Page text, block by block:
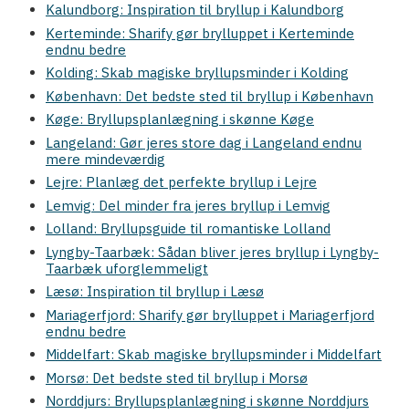
Kalundborg: Inspiration til bryllup i Kalundborg
Kerteminde: Sharify gør brylluppet i Kerteminde
endnu bedre
Kolding: Skab magiske bryllupsminder i Kolding
København: Det bedste sted til bryllup i København
Køge: Bryllupsplanlægning i skønne Køge
Langeland: Gør jeres store dag i Langeland endnu
mere mindeværdig
Lejre: Planlæg det perfekte bryllup i Lejre
Lemvig: Del minder fra jeres bryllup i Lemvig
Lolland: Bryllupsguide til romantiske Lolland
Lyngby-Taarbæk: Sådan bliver jeres bryllup i Lyngby-
Taarbæk uforglemmeligt
Læsø: Inspiration til bryllup i Læsø
Mariagerfjord: Sharify gør brylluppet i Mariagerfjord
endnu bedre
Middelfart: Skab magiske bryllupsminder i Middelfart
Morsø: Det bedste sted til bryllup i Morsø
Norddjurs: Bryllupsplanlægning i skønne Norddjurs